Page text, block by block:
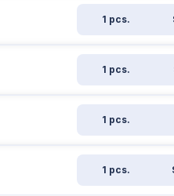
1 pcs.
1 pcs.
1 pcs.
1 pcs.